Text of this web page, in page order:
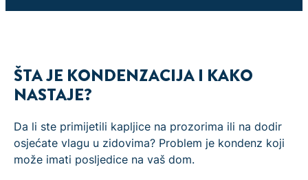
ŠTA JE KONDENZACIJA I KAKO
NASTAJE?
Da li ste primijetili kapljice na prozorima ili na dodir
osjećate vlagu u zidovima? Problem je kondenz koji
može imati posljedice na vaš dom.